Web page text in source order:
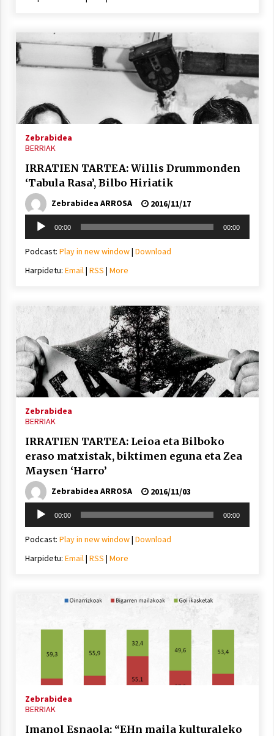
Zebrabidea
BERRIAK
IRRATIEN TARTEA: Willis Drummonden
‘Tabula Rasa’, Bilbo Hiriatik
Zebrabidea ARROSA
2016/11/17
Soinu
erreproduzigailua
00:00 00:00
Podcast: Play in new window| Download
Harpidetu: Email| RSS | More
Zebrabidea
BERRIAK
IRRATIEN TARTEA: Leioa eta Bilboko
eraso matxistak, biktimen eguna eta Zea
Maysen ‘Harro’
Zebrabidea ARROSA
2016/11/03
Soinu
erreproduzigailua
00:00 00:00
Podcast: Play in new window| Download
Harpidetu: Email| RSS | More
Zebrabidea
BERRIAK
Imanol Esnaola: “EHn maila kulturaleko